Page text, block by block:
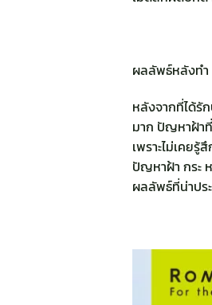
ผลลัพธ์หลังทำ
หลังจากที่ได้รั
มาก ปัญหาฝ้าที่
เพราะไม่เคย
ปัญหาฝ้า กระ
ผลลัพธ์ที่น่าปร